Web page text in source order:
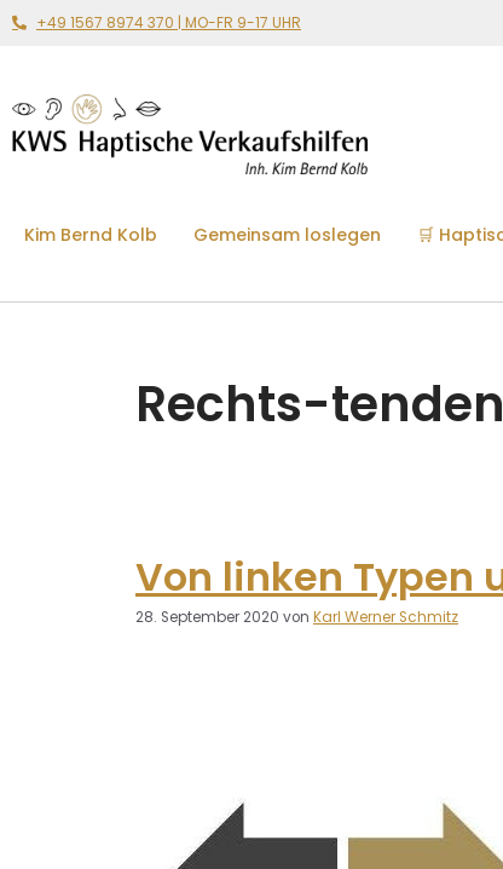
+49 1567 8974 370 | MO-FR 9-17 UHR
Kim Bernd Kolb Gemeinsam loslegen 🛒
Rechts-
Von linken Typen
28. September 2020 von Karl Werner Schmitz